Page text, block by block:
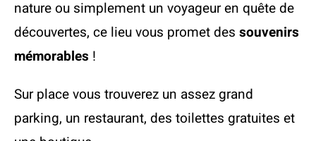
nature ou simplement un voyageur en quête de
découvertes, ce lieu vous promet dessouvenirs
mémorables !
Sur place vous trouverez un assez grand
parking, un restaurant, des toilettes gratuites et